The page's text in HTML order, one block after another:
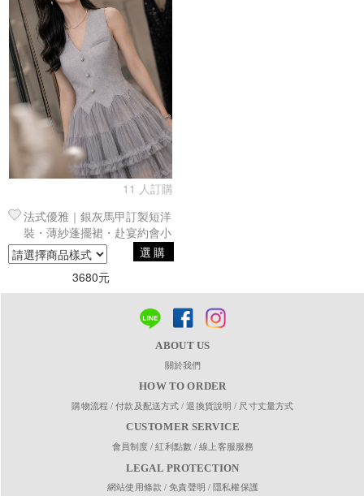
11 人訂購
法式優雅｜銀灰馬甲訂製短洋
裝・薄紗蓬擺裙・赴宴約會小
禮服
選購
3680元